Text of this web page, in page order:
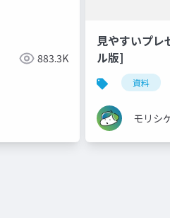
883.3K
見やすいプ
ル版]
資料
モリシ